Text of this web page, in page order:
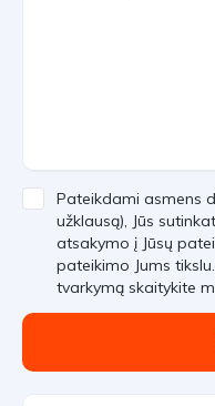
Pateikdami asmens
užklausą), Jūs
atsakymo į Jūsų
pateikimo Jums
tvarkymą skaitykite